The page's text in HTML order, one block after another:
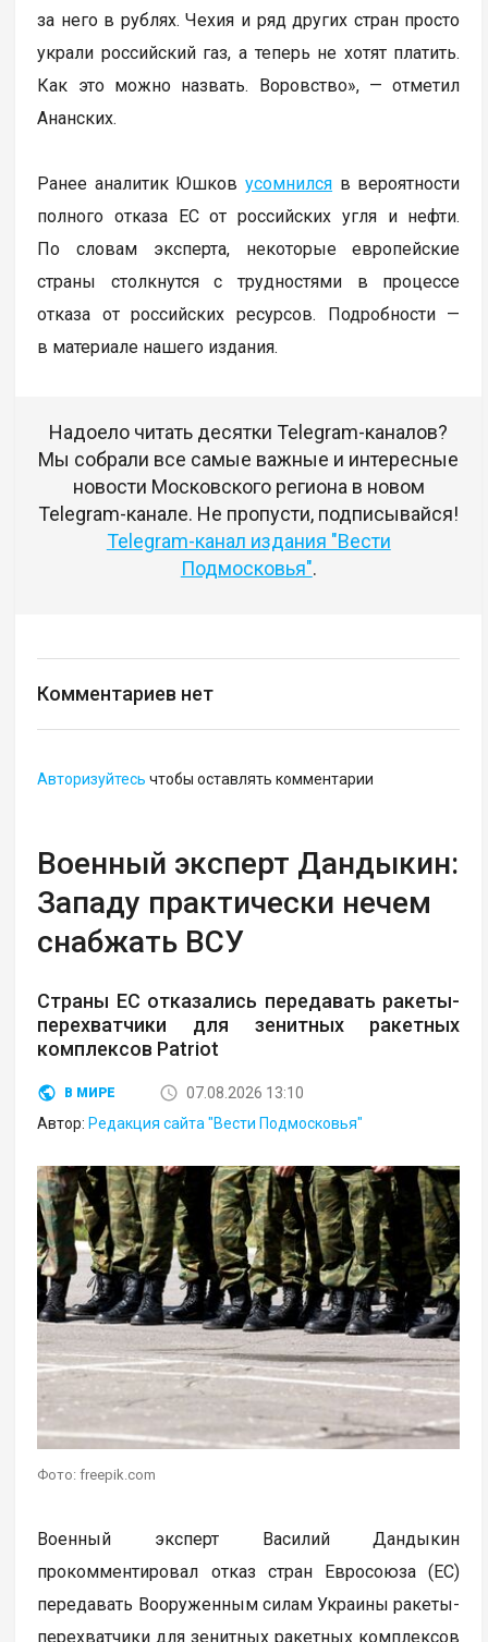
за него в рублях. Чехия и ряд других стран просто
украли российский газ, а теперь не хотят платить.
Как это можно назвать. Воровство», — отметил
Ананских.
Ранее аналитик Юшковусомнился в вероятности
полного отказа ЕС от российских угля и нефти.
По словам эксперта, некоторые европейские
страны столкнутся с трудностями в процессе
отказа от российских ресурсов. Подробности —
в материале нашего издания.
Надоело читать десятки Telegram-каналов?
Мы собрали все самые важные и интересные
новости Московского региона в новом
Telegram-канале. Не пропусти, подписывайся!
Telegram-канал издания "Вести
Подмосковья".
Комментариев нет
Авторизуйтесь чтобы оставлять комментарии
Военный эксперт Дандыкин:
Западу практически нечем
снабжать ВСУ
Страны ЕС отказались передавать ракеты-
перехватчики для зенитных ракетных
комплексов Patriot
В МИРЕ
07.08.2026 13:10
Автор: Редакция сайта "Вести Подмосковья"
Фото: freepik.com
Военный эксперт Василий Дандыкин
прокомментировал отказ стран Евросоюза (ЕС)
передавать Вооруженным силам Украины ракеты-
перехватчики для зенитных ракетных комплексов